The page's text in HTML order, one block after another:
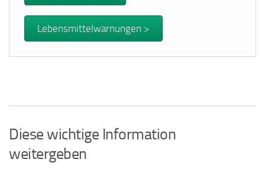
Lebensmittelwarnungen >
Diese wichtige Information
weitergeben